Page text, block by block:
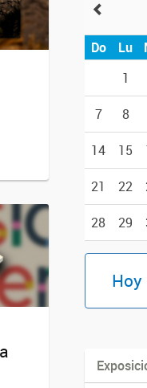
Do Lu
1
7 8
14 15
21 22
28 29
Hoy